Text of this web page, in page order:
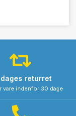
returret
vare indenfor 30 dage